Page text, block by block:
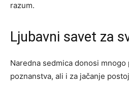
razum.
Ljubavni savet za
Naredna sedmica donosi mnogo
poznanstva, ali i za jačanje